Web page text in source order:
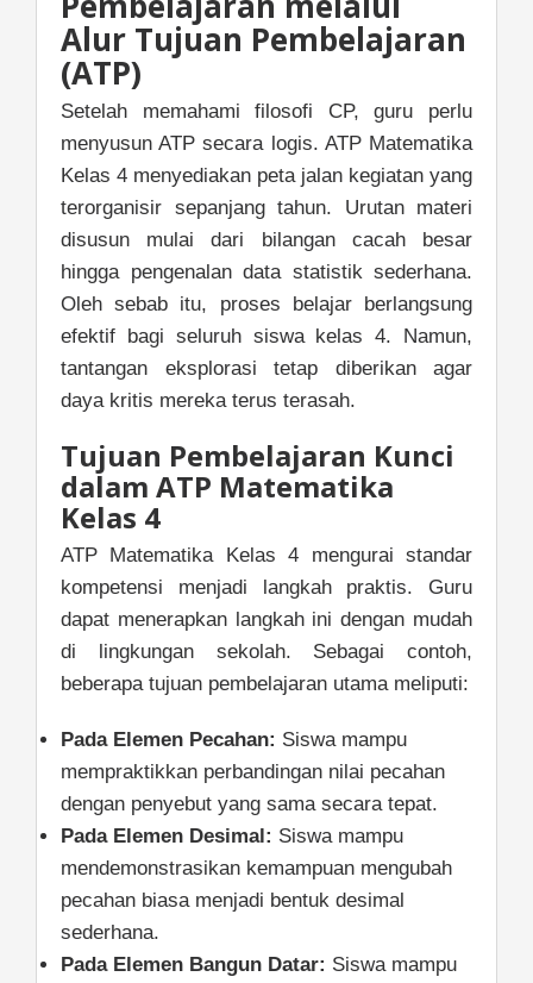
Alur Tujuan Pembelajaran
(ATP)
Setelah memahami filosofi CP, guru perlu
menyusun ATP secara logis. ATP Matematika
Kelas 4 menyediakan peta jalan kegiatan yang
terorganisir sepanjang tahun. Urutan materi
disusun mulai dari bilangan cacah besar
hingga pengenalan data statistik sederhana.
Oleh sebab itu, proses belajar berlangsung
efektif bagi seluruh siswa kelas 4. Namun,
tantangan eksplorasi tetap diberikan agar
daya kritis mereka terus terasah.
Tujuan Pembelajaran Kunci
dalam ATP Matematika
Kelas 4
ATP Matematika Kelas 4 mengurai standar
kompetensi menjadi langkah praktis. Guru
dapat menerapkan langkah ini dengan mudah
di lingkungan sekolah. Sebagai contoh,
beberapa tujuan pembelajaran utama meliputi:
Pada Elemen Pecahan: Siswa mampu
mempraktikkan perbandingan nilai pecahan
dengan penyebut yang sama secara tepat.
Pada Elemen Desimal: Siswa mampu
mendemonstrasikan kemampuan mengubah
pecahan biasa menjadi bentuk desimal
sederhana.
Pada Elemen Bangun Datar: Siswa mampu